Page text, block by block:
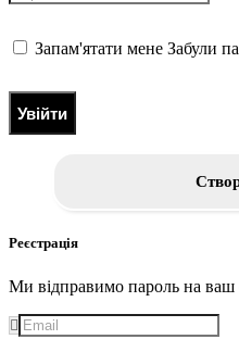
Запам'ятати мене Забули
Увійти
Реєстрація
Ми відправимо пароль на ваш